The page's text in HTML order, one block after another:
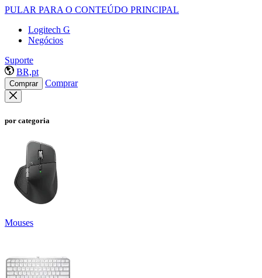
PULAR PARA O CONTEÚDO PRINCIPAL
Logitech G
Negócios
Suporte
BR,pt
Comprar Comprar
por categoria
Mouses